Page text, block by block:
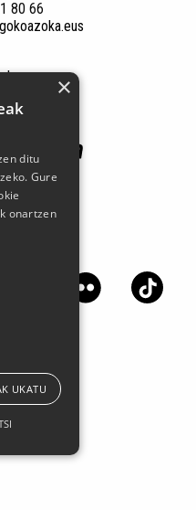
80 66
×
ditu
Gure
onartzen
UKATU